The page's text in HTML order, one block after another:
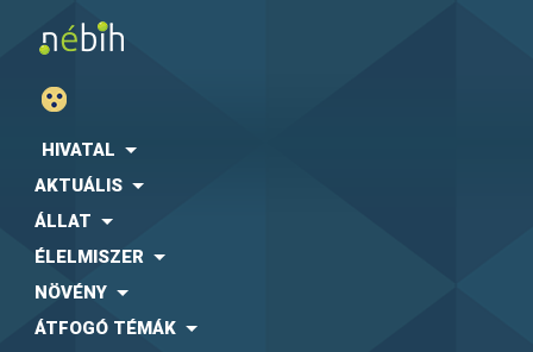
HIVATAL
AKTUÁLIS
ÁLLAT
ÉLELMISZER
NÖVÉNY
ÁTFOGÓ TÉMÁK